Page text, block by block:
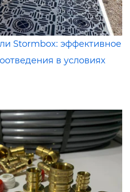
Stormbox: эффективное
в условиях